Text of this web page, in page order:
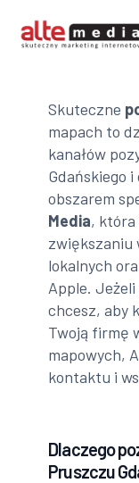
Media
Skuteczne
mapach to
kanałów
Gdańskiego
obszarem
Media, która
zwiększaniu
lokalnych
Apple.
chcesz, aby
Twoją firmę
mapowych,
kontaktu i
Dlaczego
Pruszczu